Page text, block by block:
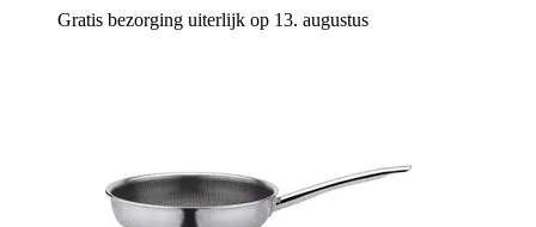
Gratis bezorging uiterlijk op 13. augustus